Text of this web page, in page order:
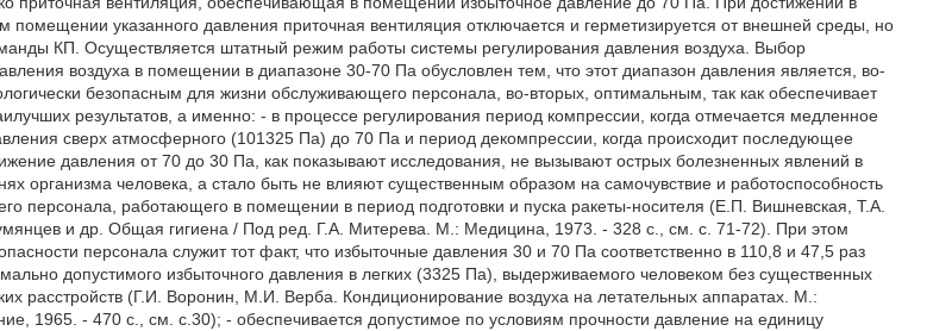
помещении указанного давления приточная вентиляция отключается и герметизируется от внешней среды, но
КП. Осуществляется штатный режим работы системы регулирования давления воздуха. Выбор
воздуха в помещении в диапазоне 30-70 Па обусловлен тем, что этот диапазон давления является, во-
безопасным для жизни обслуживающего персонала, во-вторых, оптимальным, так как обеспечивает
результатов, а именно: - в процессе регулирования период компрессии, когда отмечается медленное
сверх атмосферного (101325 Па) до 70 Па и период декомпрессии, когда происходит последующее
давления от 70 до 30 Па, как показывают исследования, не вызывают острых болезненных явлений в
организма человека, а стало быть не влияют существенным образом на самочувствие и работоспособность
персонала, работающего в помещении в период подготовки и пуска ракеты-носителя (Е.П. Вишневская, Т.А.
и др. Общая гигиена / Под ред. Г.А. Митерева. М.: Медицина, 1973. - 328 с., см. с. 71-72). При этом
персонала служит тот факт, что избыточные давления 30 и 70 Па соответственно в 110,8 и 47,5 раз
допустимого избыточного давления в легких (3325 Па), выдерживаемого человеком без существенных
расстройств (Г.И. Воронин, М.И. Верба. Кондиционирование воздуха на летательных аппаратах. М.:
1965. - 470 с., см. с.30); - обеспечивается допустимое по условиям прочности давление на единицу